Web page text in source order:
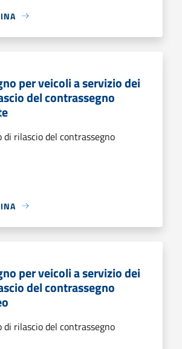
per veicoli a servizio dei
del contrassegno
di rilascio del contrassegno
per veicoli a servizio dei
del contrassegno
di rilascio del contrassegno